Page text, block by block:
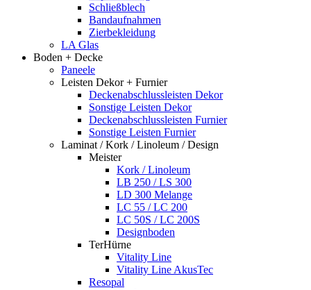
Schließblech
Bandaufnahmen
Zierbekleidung
LA Glas
Boden + Decke
Paneele
Leisten Dekor + Furnier
Deckenabschlussleisten Dekor
Sonstige Leisten Dekor
Deckenabschlussleisten Furnier
Sonstige Leisten Furnier
Laminat / Kork / Linoleum / Design
Meister
Kork / Linoleum
LB 250 / LS 300
LD 300 Melange
LC 55 / LC 200
LC 50S / LC 200S
Designboden
TerHürne
Vitality Line
Vitality Line AkusTec
Resopal